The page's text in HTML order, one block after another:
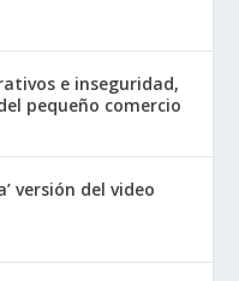
e inseguridad,
pequeño comercio
versión del video